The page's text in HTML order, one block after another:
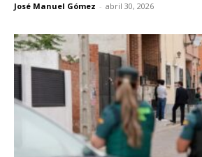
José Manuel Gómez - abril 30, 2026